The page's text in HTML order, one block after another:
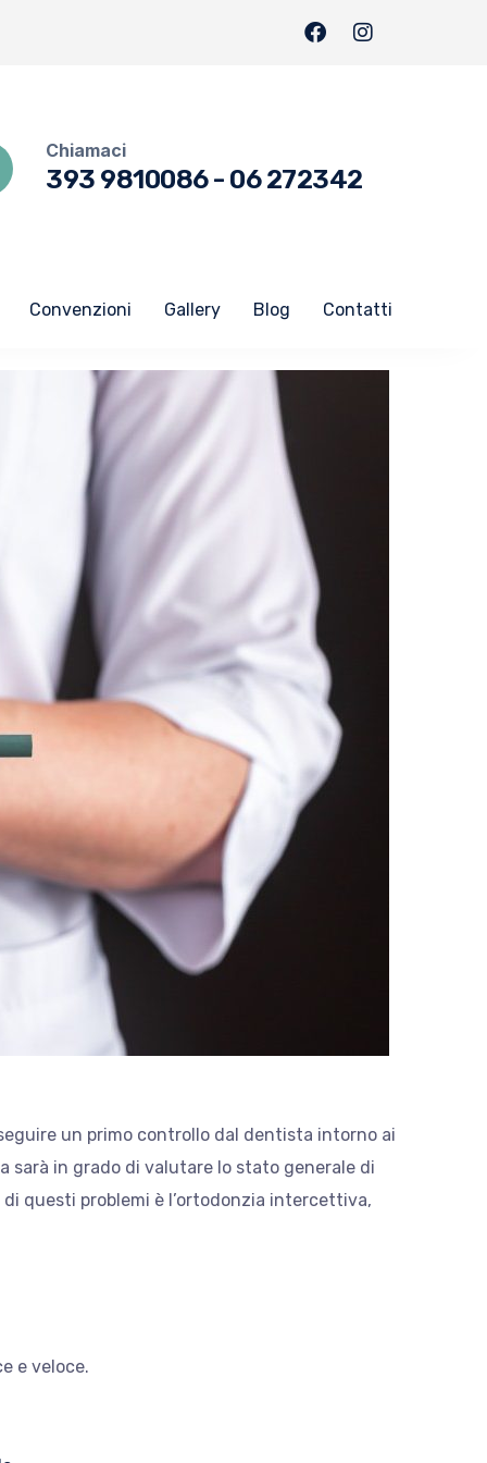
Chiamaci
393 9810086- 06 272342
Convenzioni Gallery Blog Contatti
un primo controllo dal dentista intorno ai
in grado di valutare lo stato generale di
questi problemi è l’ortodonzia intercettiva,
e veloce.